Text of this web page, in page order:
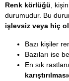
Renk körlüğü,
durumudur. Bu
işlevsiz veya hiç
Bazı kişiler
Bazıları ise
En sık
karıştırılması